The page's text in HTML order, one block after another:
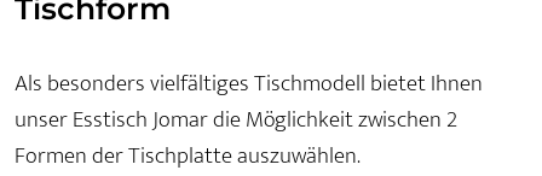
Tischform
Als besonders vielfältiges Tischmodell bietet Ihnen
unser Esstisch Jomar die Möglichkeit zwischen 2
Formen der Tischplatte auszuwählen.